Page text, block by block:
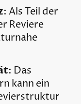
: Als Teil der
Reviere
: Das
kann ein